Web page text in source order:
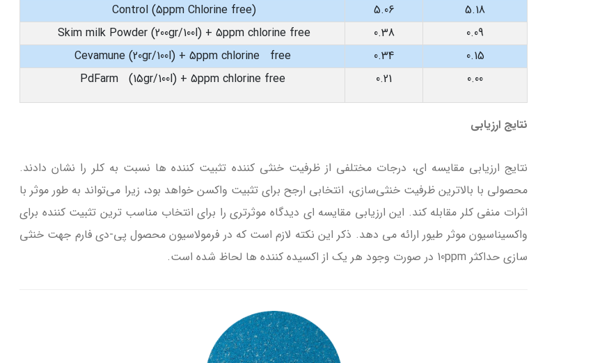
5.18
5.06
Control (5ppm Chlorine free)
0.09
0.38
Skim milk Powder (200gr/100l) + 5ppm chlorine free
0.15
0.34
Cevamune (20gr/100l) + 5ppm chlorine free
0.00
0.21
PdFarm (15gr/100l) + 5ppm chlorine free
نتایج ارزیابی
نتایج ارزیابی مقایسه ای، درجات مختلفی از ظرفیت خنثی کننده تثبیت کننده ها نسبت به کلر را نشان دادند.
محصولی با بالاترین ظرفیت خنثی‌سازی، انتخابی ارجح برای تثبیت واکسن خواهد بود، زیرا می‌تواند به طور موثر با
اثرات منفی کلر مقابله کند. این ارزیابی مقایسه ای دیدگاه موثرتری را برای انتخاب مناسب ترین تثبیت کننده برای
واکسیناسیون موثر طیور ارائه می دهد. ذکر این نکته لازم است که در فرمولاسیون محصول پی-دی فارم جهت خنثی
سازی حداکثر 10ppm در صورت وجود هر یک از اکسیده کننده ها لحاظ شده است.